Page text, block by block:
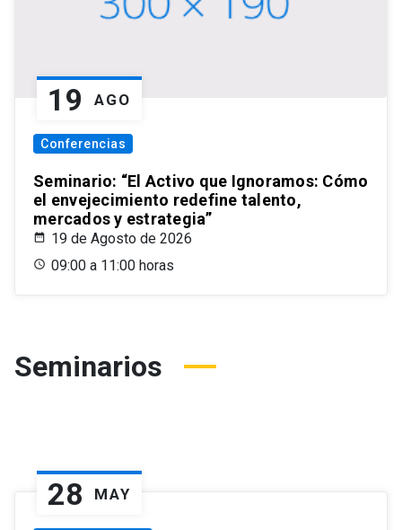
19 AGO
Conferencias
Seminario: “El Activo que Ignoramos: Cómo
el envejecimiento redefine talento,
mercados y estrategia”
19 de Agosto de 2026
09:00 a 11:00 horas
Seminarios
28 MAY